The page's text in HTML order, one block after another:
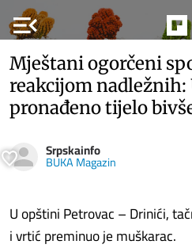
menu_open
Mještani ogorčeni
reakcijom
pronađeno tijelo
Srpskainfo
BUKA Magazin
U opštini Petrovac – Drinići,
i vrtić preminuo je muškarac.